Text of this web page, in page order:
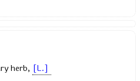
herb, [L.]